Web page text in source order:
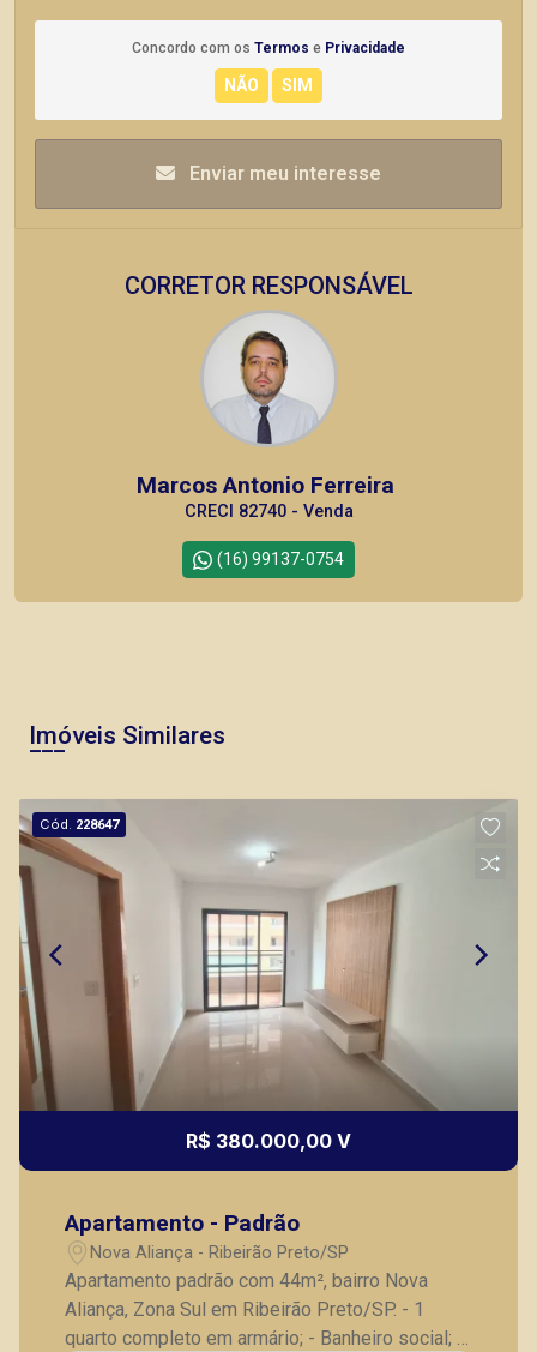
Concordo com os Termos e Privacidade
Enviar meu interesse
CORRETOR RESPONSÁVEL
Marcos Antonio Ferreira
CRECI 82740 - Venda
(16) 99137-0754
Imóveis Similares
Cód. 228647
R$ 380.000,00 V
Apartamento - Padrão
Nova Aliança - Ribeirão Preto/SP
Apartamento padrão com 44m², bairro Nova
Aliança, Zona Sul em Ribeirão Preto/SP. - 1
quarto completo em armário; - Banheiro social; -